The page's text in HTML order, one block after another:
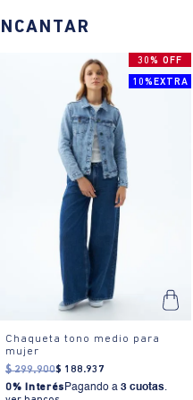
30% OFF
10%EXTRA
Chaqueta tono medio para
mujer
$ 299.900$ 188.937
0% Interés Pagando a 3 cuotas.